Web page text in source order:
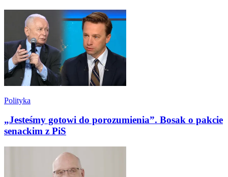
Polityka
„Jesteśmy gotowi do porozumienia”. Bosak o pakcie
senackim z PiS